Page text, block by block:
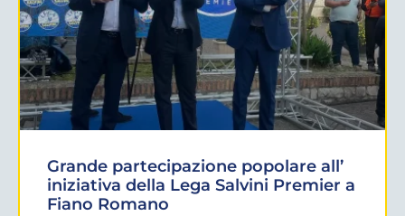
Grande partecipazione popolare all’
iniziativa della Lega Salvini Premier a
Fiano Romano